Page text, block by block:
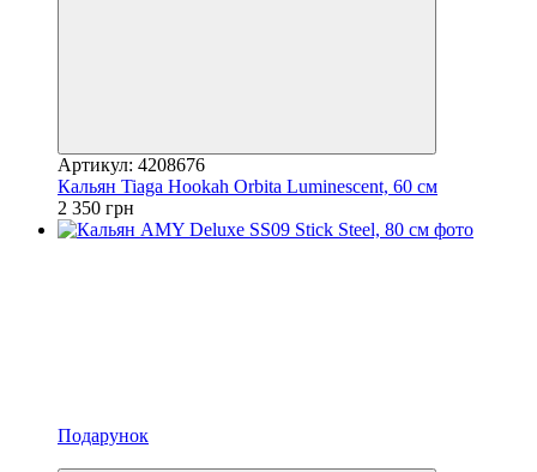
Артикул: 4208676
Кальян Tiaga Hookah Orbita Luminescent, 60 см
2 350 грн
Подарунок